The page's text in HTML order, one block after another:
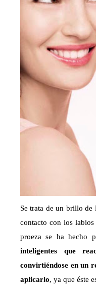
Se trata de un brillo de
contacto con los
proeza se ha hecho
inteligentes que
convirtiéndose en un
aplicarlo, ya que éste